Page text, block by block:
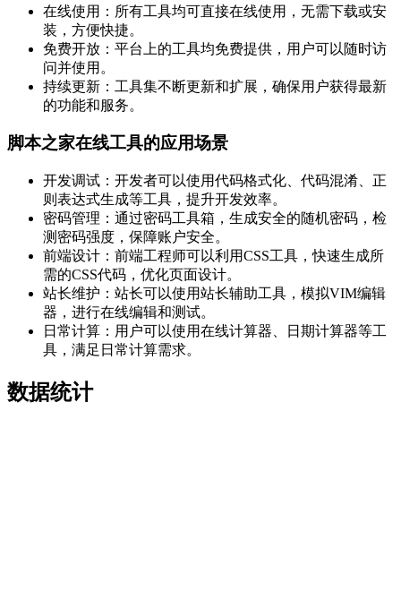
在线使用：所有工具均可直接在线使用，无需下载或安
装，方便快捷。
免费开放：平台上的工具均免费提供，用户可以随时访
问并使用。
持续更新：工具集不断更新和扩展，确保用户获得最新
的功能和服务。
脚本之家在线工具的应用场景
开发调试：开发者可以使用代码格式化、代码混淆、正
则表达式生成等工具，提升开发效率。
密码管理：通过密码工具箱，生成安全的随机密码，检
测密码强度，保障账户安全。
前端设计：前端工程师可以利用CSS工具，快速生成所
需的CSS代码，优化页面设计。
站长维护：站长可以使用站长辅助工具，模拟VIM编辑
器，进行在线编辑和测试。
日常计算：用户可以使用在线计算器、日期计算器等工
具，满足日常计算需求。
数据统计